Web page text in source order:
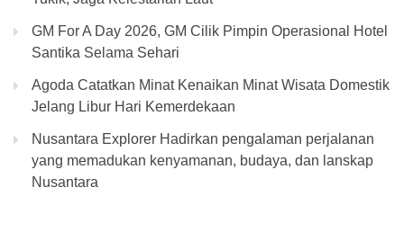
GM For A Day 2026, GM Cilik Pimpin Operasional Hotel
Santika Selama Sehari
Agoda Catatkan Minat Kenaikan Minat Wisata Domestik
Jelang Libur Hari Kemerdekaan
Nusantara Explorer Hadirkan pengalaman perjalanan
yang memadukan kenyamanan, budaya, dan lanskap
Nusantara